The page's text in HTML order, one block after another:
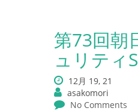
第73回朝
ュリティ
12月 19, 21
asakomori
No Comments